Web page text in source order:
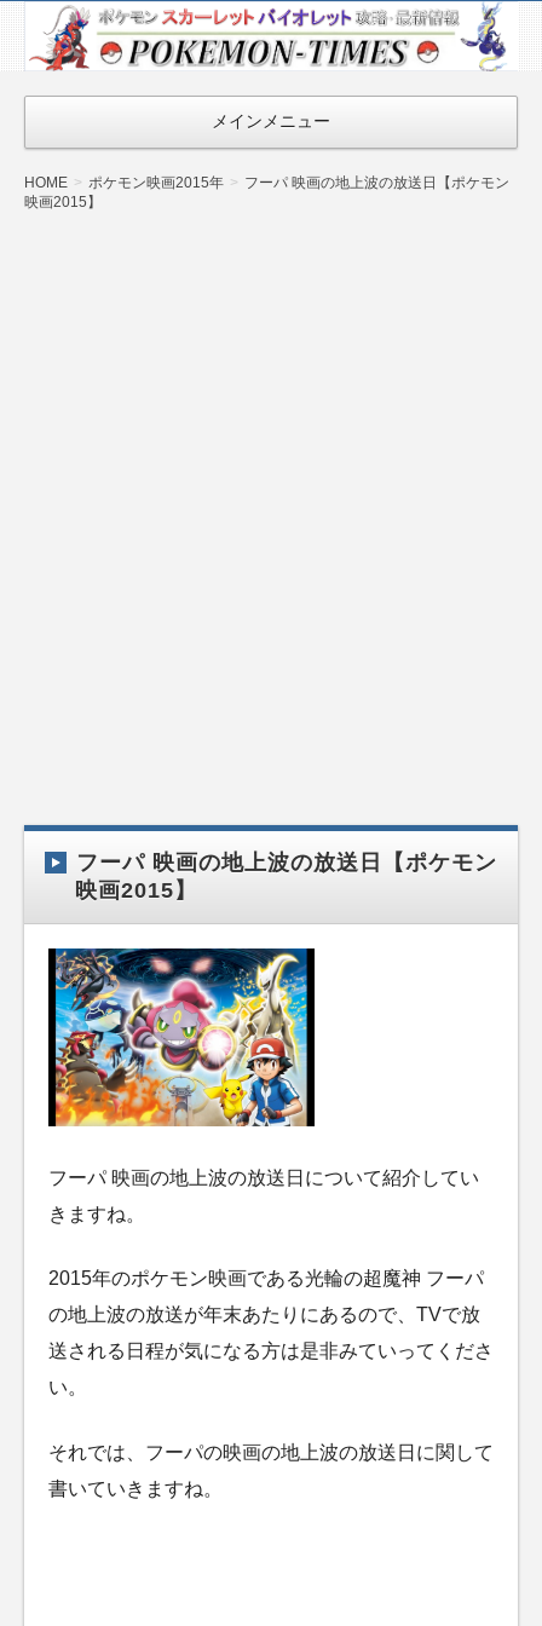
ポケモン最新
情報まとめ
『POKEMON-
TIMES』
メインメニュー
HOME ポケモン映画2015年
フーパ 映画の地上波の放送日【ポケモン
映画2015】
フーパ 映画の地上波の放送日【ポケモン
映画2015】
フーパ 映画の地上波の放送日について紹介してい
きますね。
2015年のポケモン映画である光輪の超魔神 フーパ
の地上波の放送が年末あたりにあるので、TVで放
送される日程が気になる方は是非みていってくださ
い。
それでは、フーパの映画の地上波の放送日に関して
書いていきますね。